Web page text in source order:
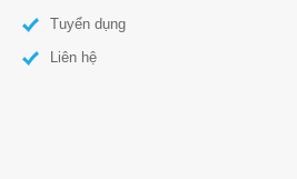
Tuyển dụng
Liên hệ